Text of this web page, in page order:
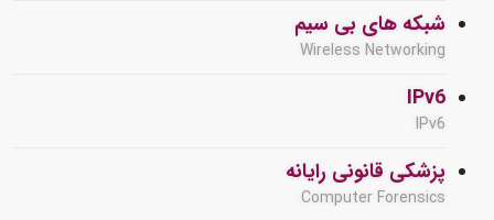
شبکه های بی سیم
Wireless Networking
IPv6
IPv6
پزشکی قانونی رایانه
Computer Forensics